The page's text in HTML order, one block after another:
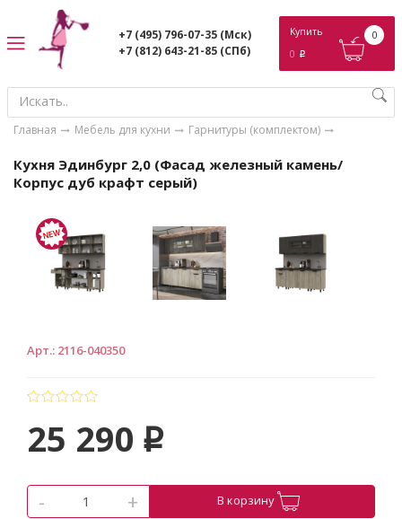
+7 (495) 796-07-35 (Мск)
+7 (812) 643-21-85 (СПб)
Купить
0 p
0
Главная Мебель для кухни Гарнитуры (комплектом)
Кухня Эдинбург 2,0 (Фасад железный камень/
Корпус дуб крафт серый)
Арт.: 2116-040350
25 290 p
- + В корзину